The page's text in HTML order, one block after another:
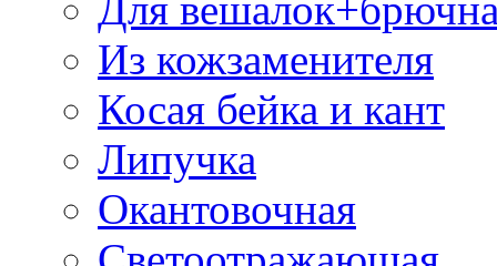
Из кожзаменителя
Косая бейка и кант
Липучка
Окантовочная